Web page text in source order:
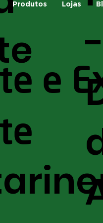
e
Produtos Lojas